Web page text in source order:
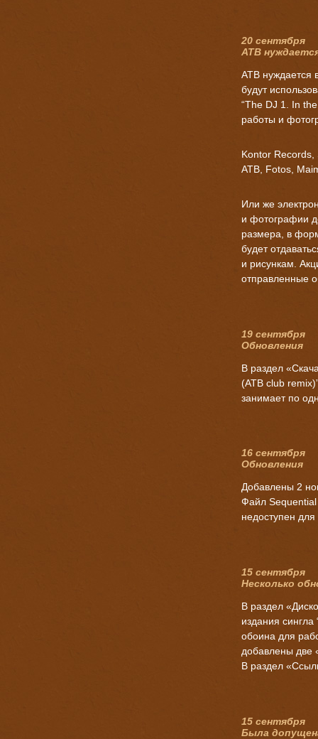
20 сентября
ATB
ATB нуждается
будут
“The DJ 1. In
работы и
Kontor Records,
ATB, Fotos,
Или же
и фотографии
размера, в
будет
и рисункам.
отправленные
19 сентября
Обновления
В раздел
(ATB club
занимает по
16 сентября
Обновления
Добавлены 2
Файл
недоступен для
15 сентября
Несколько
В раздел
издания
обоина для
добавлены две
В раздел
15 сентября
Была